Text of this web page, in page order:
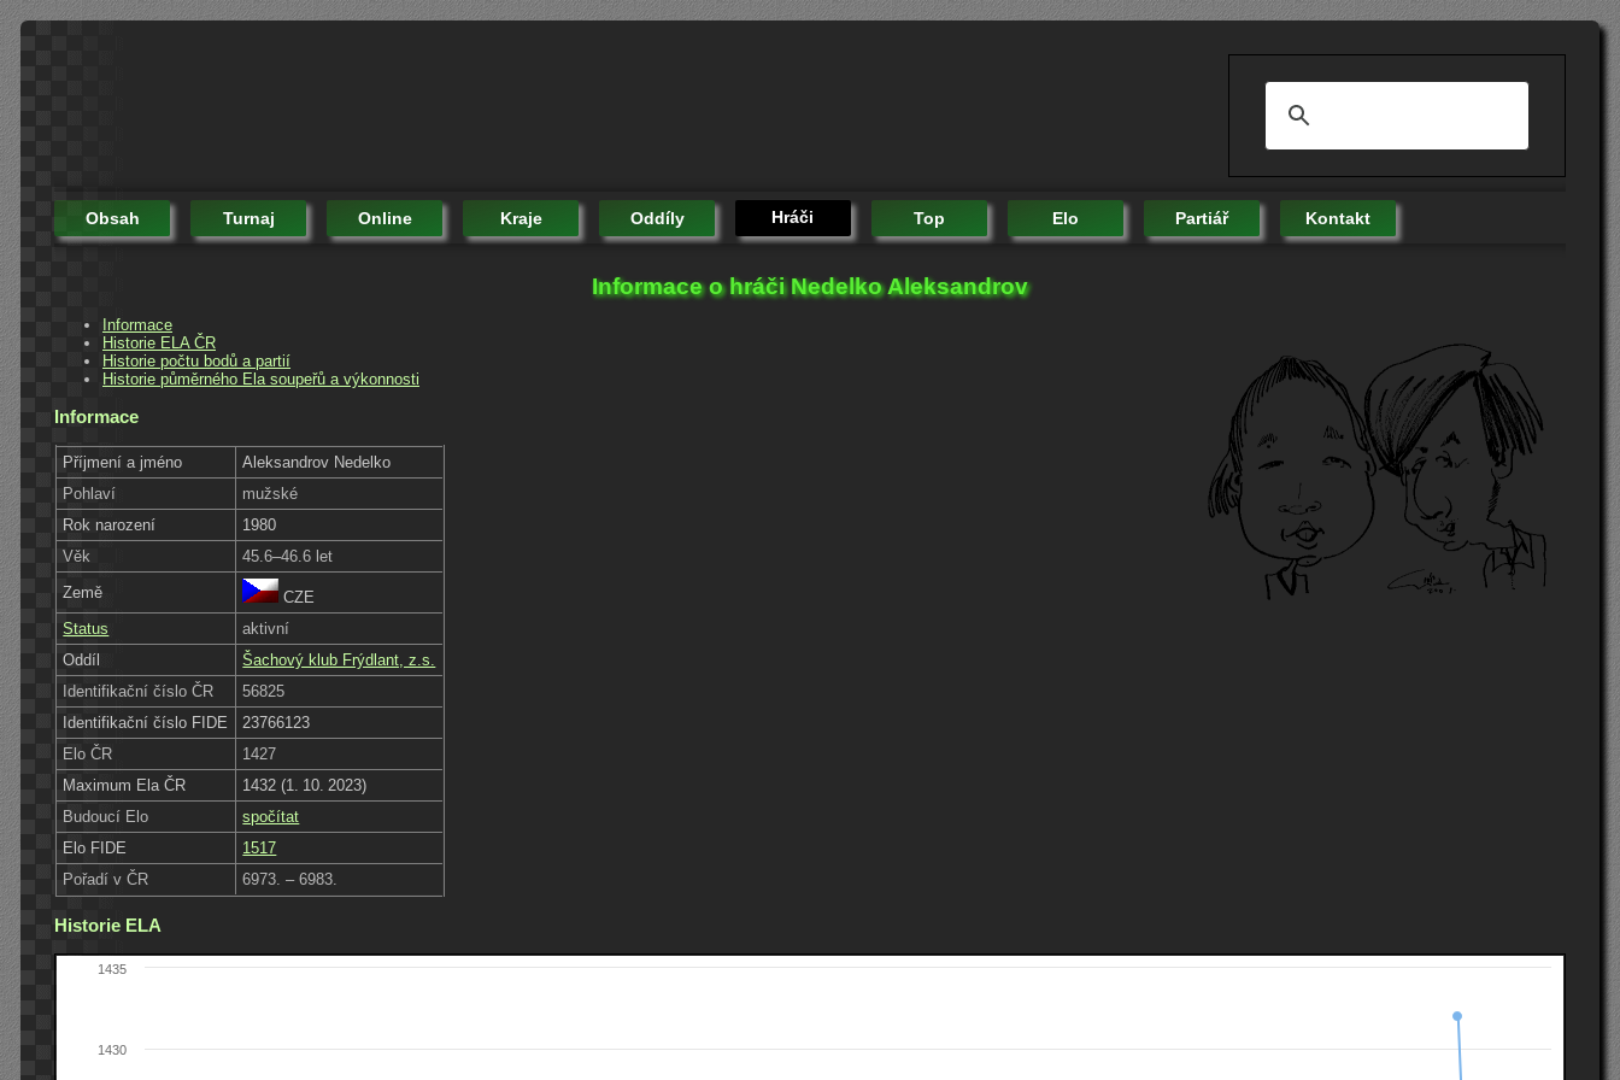
Obsah Turnaj Online Kraje Oddíly Hráči Top Elo Partiář Kontakt
Informace o hráči Nedelko Aleksandrov
Informace
Historie ELA ČR
Historie počtu bodů a partií
Historie půměrného Ela soupeřů a výkonnosti
Informace
Příjmení a jméno
Aleksandrov Nedelko
Pohlaví
mužské
Rok narození
1980
Věk
45.6–46.6 let
Země
CZE
Status
aktivní
Oddíl
Šachový klub Frýdlant, z.s.
Identifikační číslo ČR
56825
Identifikační číslo FIDE
23766123
Elo ČR
1427
Maximum Ela ČR
1432 (1. 10. 2023)
Budoucí Elo
spočítat
Elo FIDE
1517
Pořadí v ČR
6973. – 6983.
Historie ELA
1430
1435